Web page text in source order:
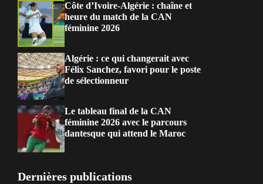
Côte d’Ivoire-Algérie : chaîne et
heure du match de la CAN
féminine 2026
Algérie : ce qui changerait avec
Félix Sanchez, favori pour le poste
de sélectionneur
Le tableau final de la CAN
féminine 2026 avec le parcours
dantesque qui attend le Maroc
Dernières publications